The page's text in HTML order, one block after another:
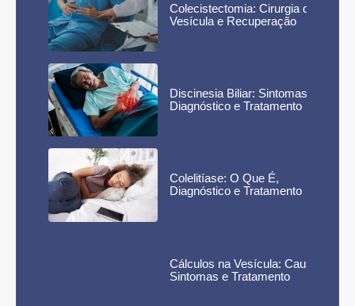
Colecistectomia: Cirurgia da
Vesícula e Recuperação
Discinesia Biliar: Sintomas,
Diagnóstico e Tratamento
Colelitíase: O Que É,
Diagnóstico e Tratamento
Cálculos na Vesícula: Causas,
Sintomas e Tratamento